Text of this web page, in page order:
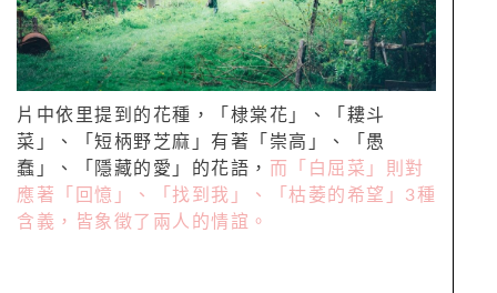
片中依里提到的花種，「棣棠花」、「耬斗
菜」、「短柄野芝麻」有著「崇高」、「愚
蠢」、「隱藏的愛」的花語， 而「白屈菜」則對
應著「回憶」、「找到我」、「枯萎的希望」3種
含義，皆象徵了兩人的情誼。